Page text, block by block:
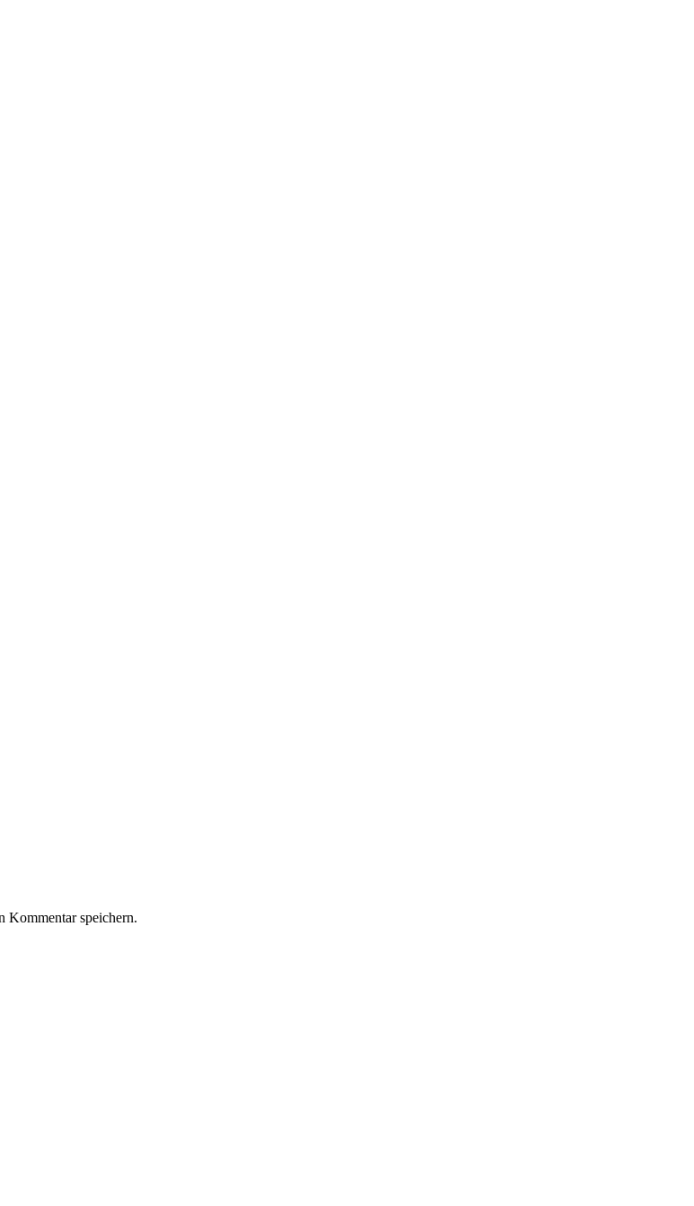
Kommentar speichern.